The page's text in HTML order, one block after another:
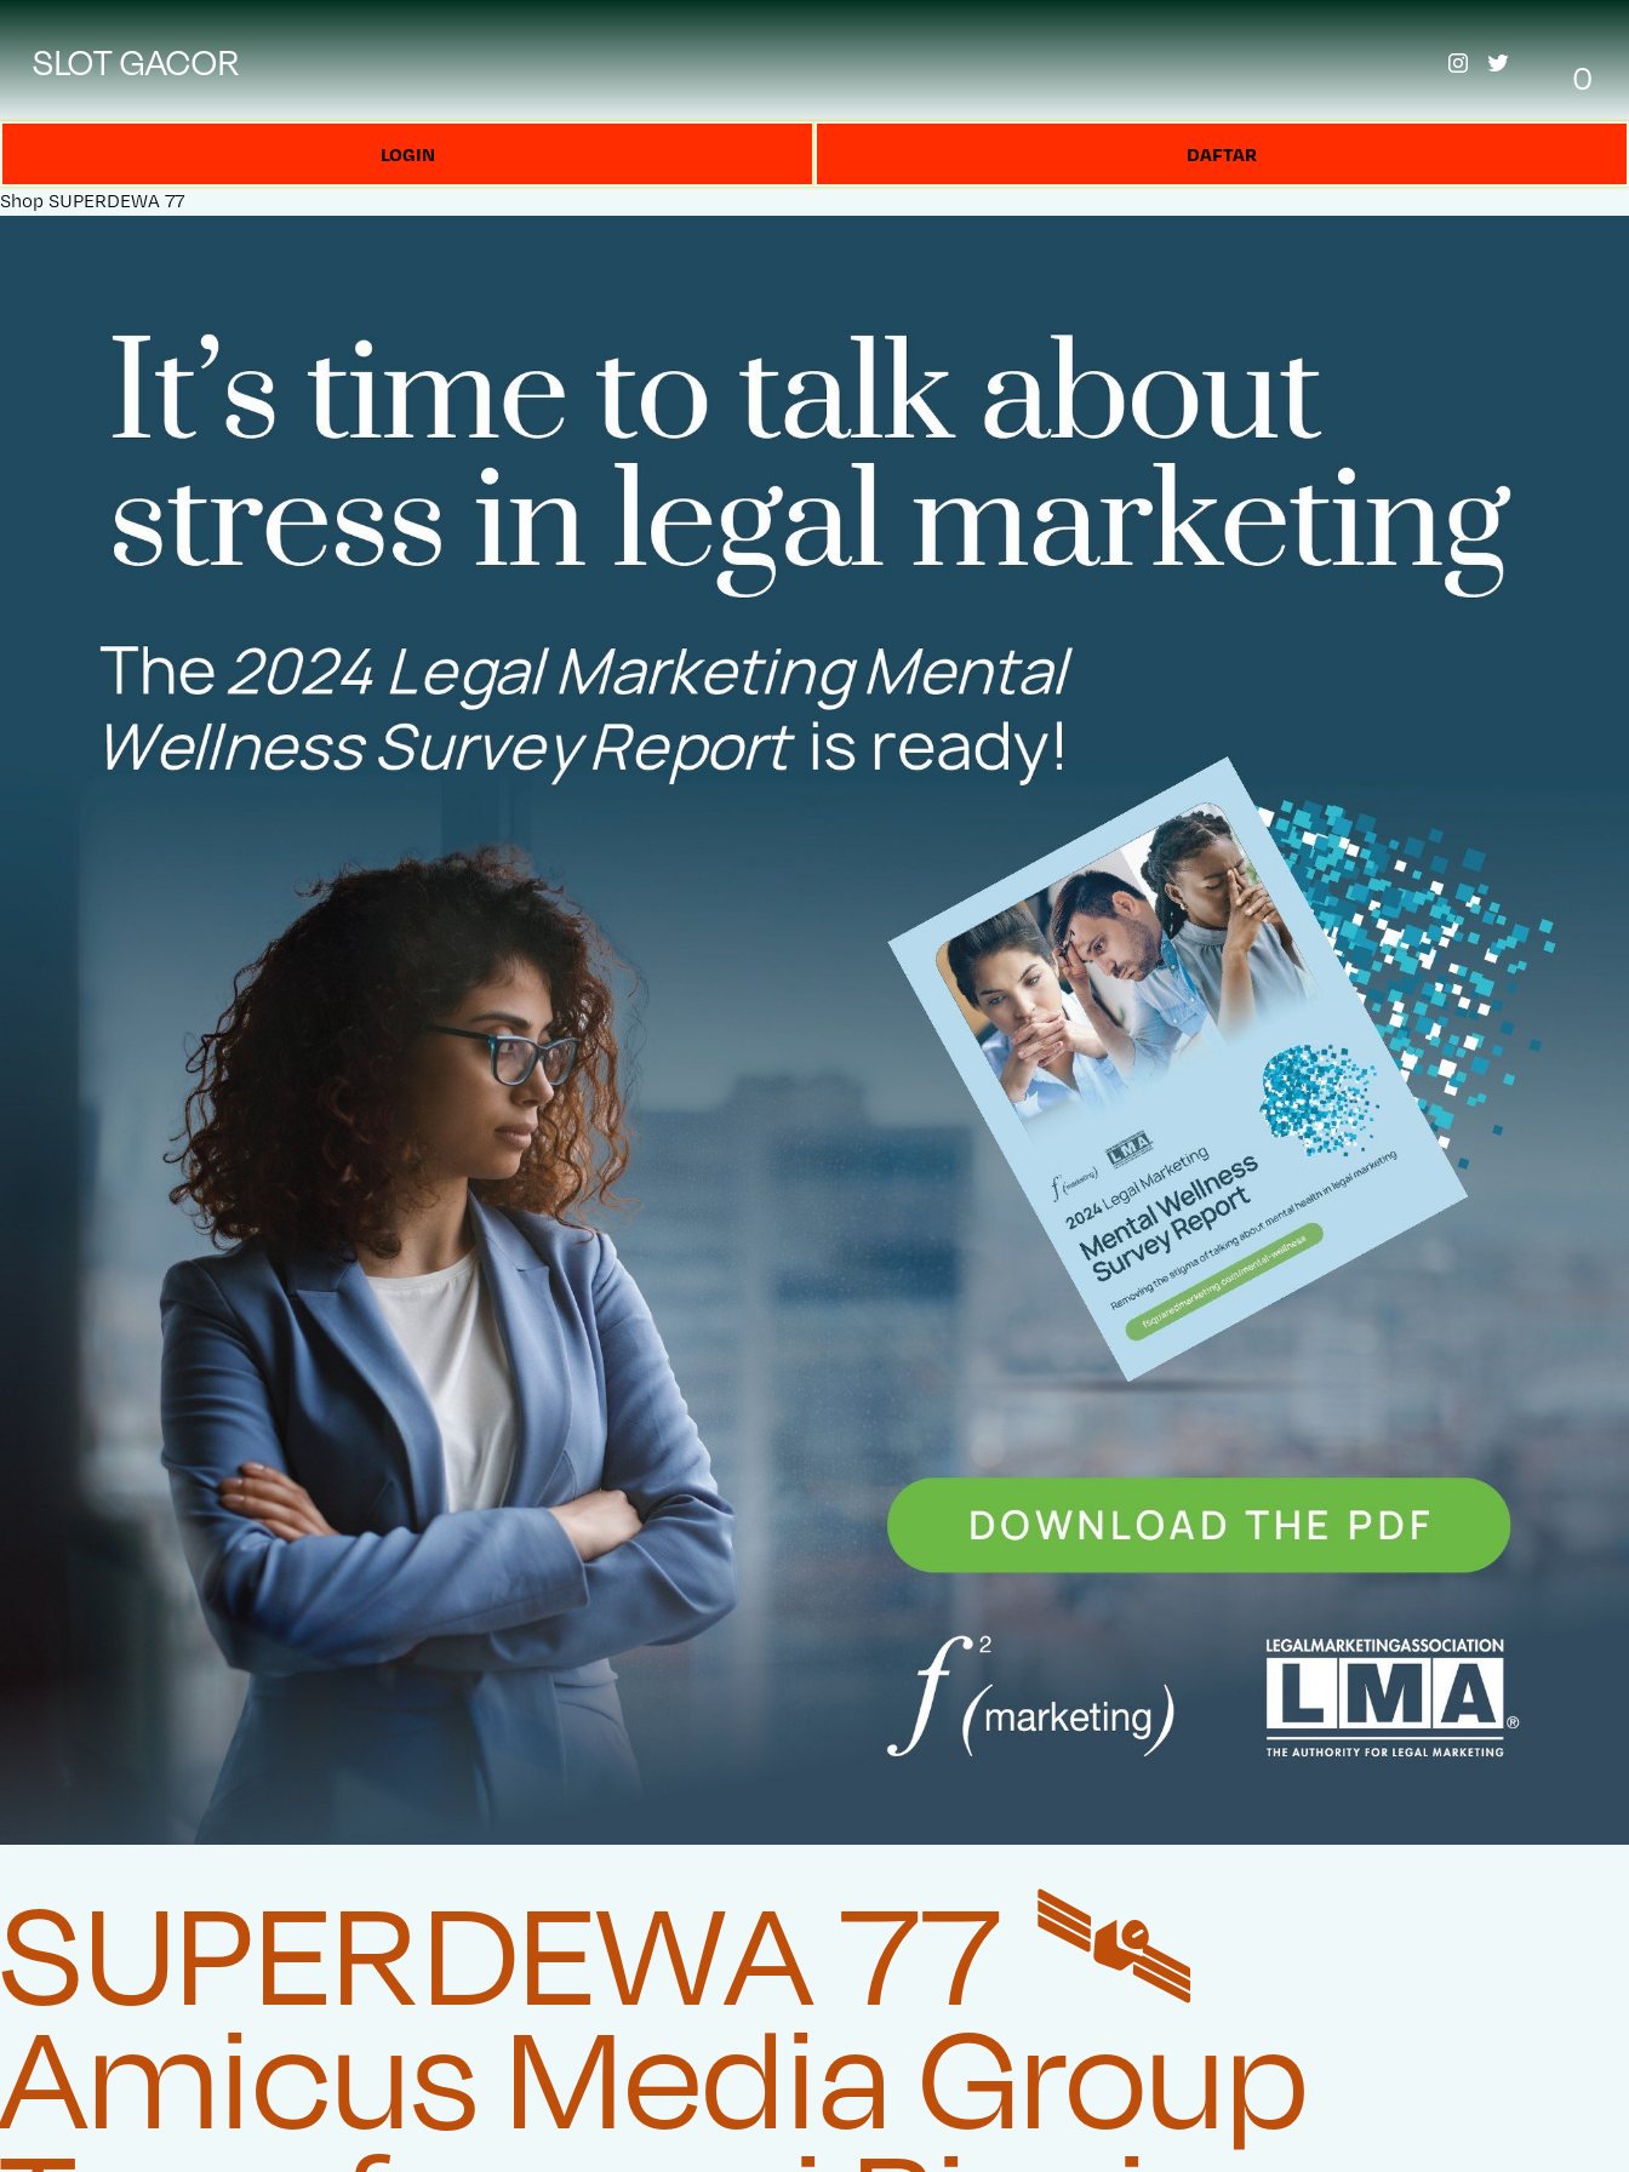
SLOT GACOR 0
LOGIN DAFTAR
Shop SUPERDEWA 77
SUPERDEWA 77 🛰️‍
Amicus Media Group